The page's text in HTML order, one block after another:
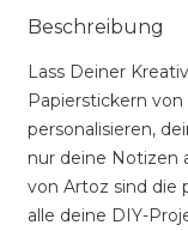
Beschreibung
Lass Deiner
Papierstickern
personalisieren,
nur deine Notizen
von Artoz sind die
alle deine DIY-